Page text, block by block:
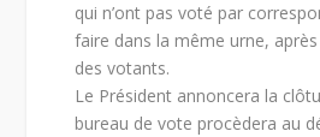
qui n’ont pas voté par
faire dans la même urne,
des votants.
Le Président annoncera la
bureau de vote procèdera au